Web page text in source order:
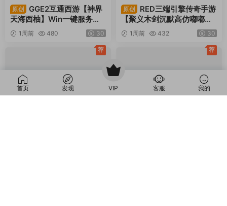
服务端 · 端游服务端
原创
GGE2互通西游【神界
天海西柚】Win一键服务端
+安卓苹果PC三端+内置GM
工具+全套源码+视频架设教
1周前 480 30
端游服务端
原创
RED三端引擎传奇手游
【聚义木剑沉默高仿嘟嘟沉
默】Win一键服务端+安卓苹
果PC三端+视频架设教程
1周前 432 30
荐 荐
首页 发现 VIP 客服 我的